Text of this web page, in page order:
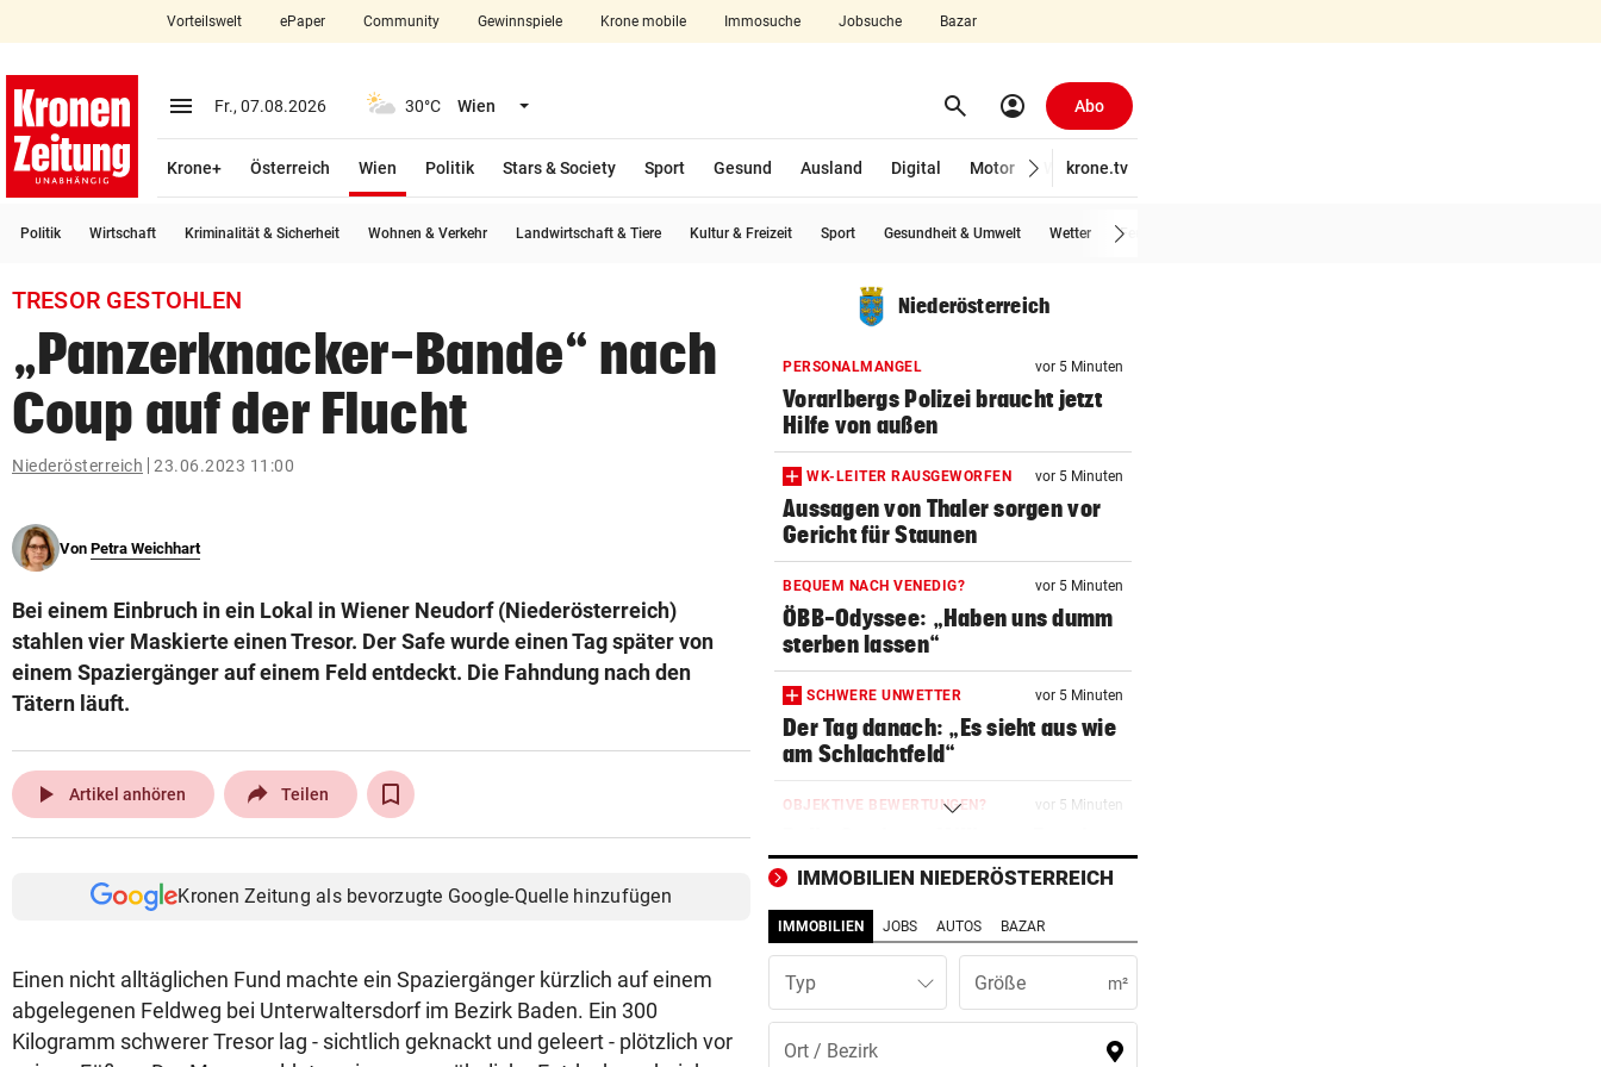
closeSchließen
account_circle Anmelden
arrow_right
bookmark
search
Suchbegriff
eingeben
© Krone Multimedia GmbH & Co KG 2026
Vorteilswelt ePaper Community Gewinnspiele Krone mobile Immosuche Jobsuche Bazar
menu Menü aufklappen
Fr., 07.08.2026 30°C Wien Menü aufklappen search Suchen
account_circle Abo
Krone+ Österreich Wien
Politik
Stars & Society Sport Gesund Ausland Digital Motor Wirtschaft
krone.tv
Politik Wirtschaft Kriminalität & Sicherheit Wohnen & Verkehr Landwirtschaft & Tiere Kultur & Freizeit Sport Gesundheit & Umwelt Wetter Feuerwehr
TRESOR GESTOHLEN
„Panzerknacker-Bande“ nach
Coup auf der Flucht
Niederösterreich 23.06.2023 11:00
Von Petra Weichhart
Bei einem Einbruch in ein Lokal in Wiener Neudorf (Niederösterreich)
stahlen vier Maskierte einen Tresor. Der Safe wurde einen Tag später von
einem Spaziergänger auf einem Feld entdeckt. Die Fahndung nach den
Tätern läuft.
play_arrow Artikel anhören Teilen
Kronen Zeitung als bevorzugte Google-Quelle hinzufügen
Einen nicht alltäglichen Fund machte ein Spaziergänger kürzlich auf einem
abgelegenen Feldweg bei Unterwaltersdorf im Bezirk Baden. Ein 300
Kilogramm schwerer Tresor lag - sichtlich geknackt und geleert - plötzlich vor
Niederösterreich
PERSONALMANGEL vor 5 Minuten
Vorarlbergs Polizei braucht jetzt
Hilfe von außen
WK-LEITER RAUSGEWORFEN vor 5 Minuten
Aussagen von Thaler sorgen vor
Gericht für Staunen
BEQUEM NACH VENEDIG? vor 5 Minuten
ÖBB-Odyssee: „Haben uns dumm
sterben lassen“
SCHWERE UNWETTER vor 5 Minuten
Der Tag danach: „Es sieht aus wie
am Schlachtfeld“
OBJEKTIVE BEWERTUNGEN? vor 5 Minuten
der Landeskassa
AUSTRIA WIEN
Mutiges Hollywood wird zur
violetten Realität
SCHONUNG ANGESAGT vor 9 Minuten
Operation bei ÖSV-Skistar
IMMOBILIEN NIEDERÖSTERREICH
IMMOBILIEN JOBS AUTOS BAZAR
Typ m²